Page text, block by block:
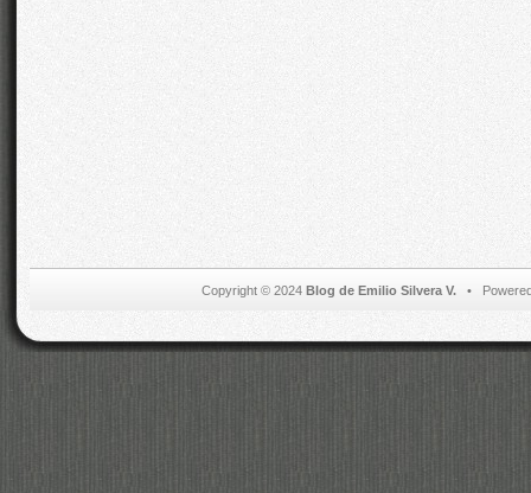
Copyright © 2024 Blog de Emilio Silvera V.•